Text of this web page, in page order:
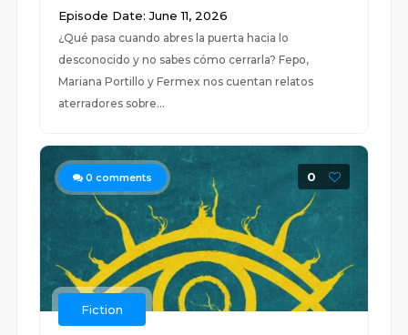
Episode Date: June 11, 2026
¿Qué pasa cuando abres la puerta hacia lo
desconocido y no sabes cómo cerrarla? Fepo,
Mariana Portillo y Fermex nos cuentan relatos
aterradores sobre...
0 comments 0
Fiction